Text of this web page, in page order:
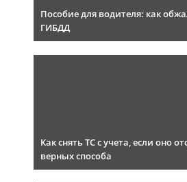
Пособие для водителя: как
ГИБДД
Как снять ТС с учета, если оно
верных способа